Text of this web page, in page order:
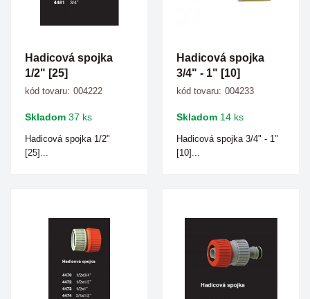
Hadicová spojka
1/2" [25]
kód tovaru: 004222
Skladom 37 ks
Hadicová spojka 1/2"
[25]...
Hadicová spojka
3/4" - 1" [10]
kód tovaru: 004233
Skladom 14 ks
Hadicová spojka 3/4" - 1"
[10]...